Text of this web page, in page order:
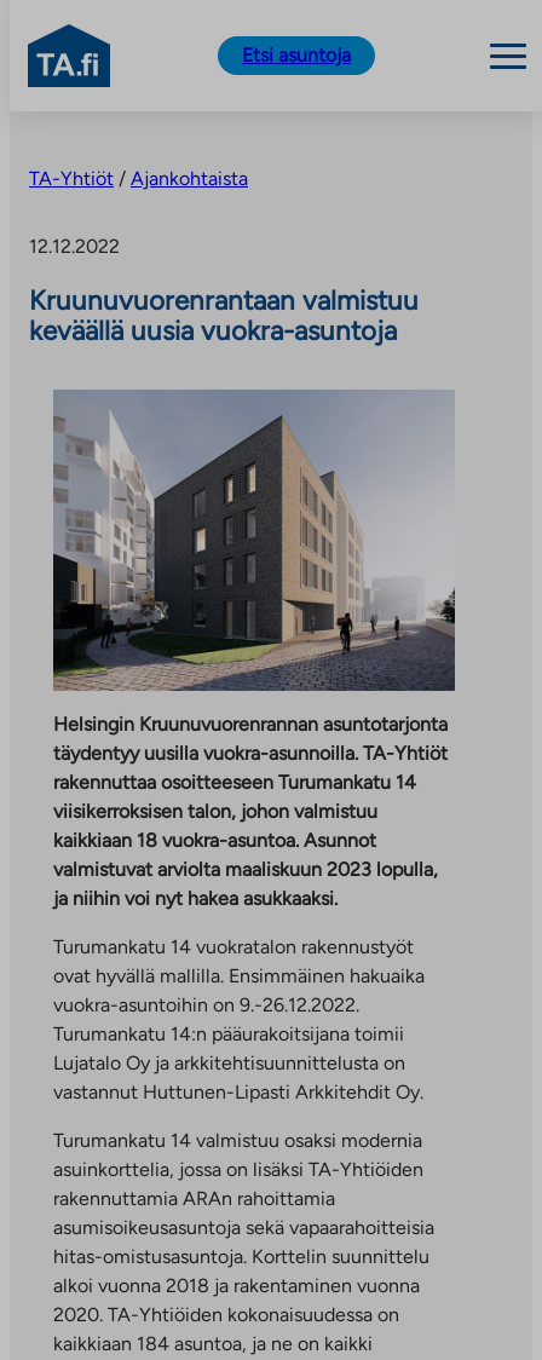
TA.fi
Etsi asuntoja
TA-Yhtiöt / Ajankohtaista
12.12.2022
Kruunuvuorenrantaan valmistuu
keväällä uusia vuokra-asuntoja
Helsingin Kruunuvuorenrannan asuntotarjonta
täydentyy uusilla vuokra-asunnoilla. TA-Yhtiöt
rakennuttaa osoitteeseen Turumankatu 14
viisikerroksisen talon, johon valmistuu
kaikkiaan 18 vuokra-asuntoa. Asunnot
valmistuvat arviolta maaliskuun 2023 lopulla,
ja niihin voi nyt hakea asukkaaksi.
Turumankatu 14 vuokratalon rakennustyöt
ovat hyvällä mallilla. Ensimmäinen hakuaika
vuokra-asuntoihin on 9.-26.12.2022.
Turumankatu 14:n pääurakoitsijana toimii
Lujatalo Oy ja arkkitehtisuunnittelusta on
vastannut Huttunen-Lipasti Arkkitehdit Oy.
Turumankatu 14 valmistuu osaksi modernia
asuinkorttelia, jossa on lisäksi TA-Yhtiöiden
rakennuttamia ARAn rahoittamia
asumisoikeusasuntoja sekä vapaarahoitteisia
hitas-omistusasuntoja. Korttelin suunnittelu
alkoi vuonna 2018 ja rakentaminen vuonna
2020. TA-Yhtiöiden kokonaisuudessa on
kaikkiaan 184 asuntoa, ja ne on kaikki